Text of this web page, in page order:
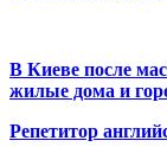
В Киеве после
жилые дома и
Репетитор